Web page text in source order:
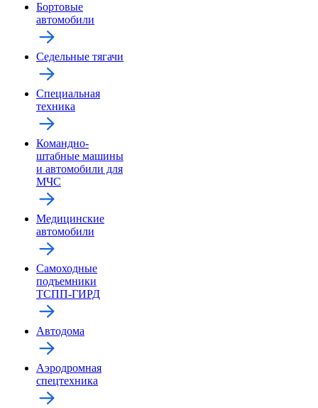
Бортовые
автомобили
Седельные тягачи
Специальная
техника
Командно-
штабные машины
и автомобили для
МЧС
Медицинские
автомобили
Самоходные
подъемники
ТСПП-ГИРД
Автодома
Аэродромная
спецтехника